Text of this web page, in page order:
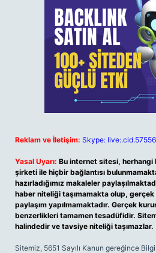
Reklam ve İletişim: Skype:
Yasal Uyarı: Bu internet sitesi, herhangi
şirketi ile hiçbir bağlantısı
hazırladığımız makaleler
haber niteliği taşımamakta olup,
paylaşım yapılmamaktadır. Gerçek
benzerlikleri tamamen tesadüfidir.
halindedir ve tavsiye niteliği taşımazlar.
Sitemiz, 5651 Sayılı Kanun gereğince